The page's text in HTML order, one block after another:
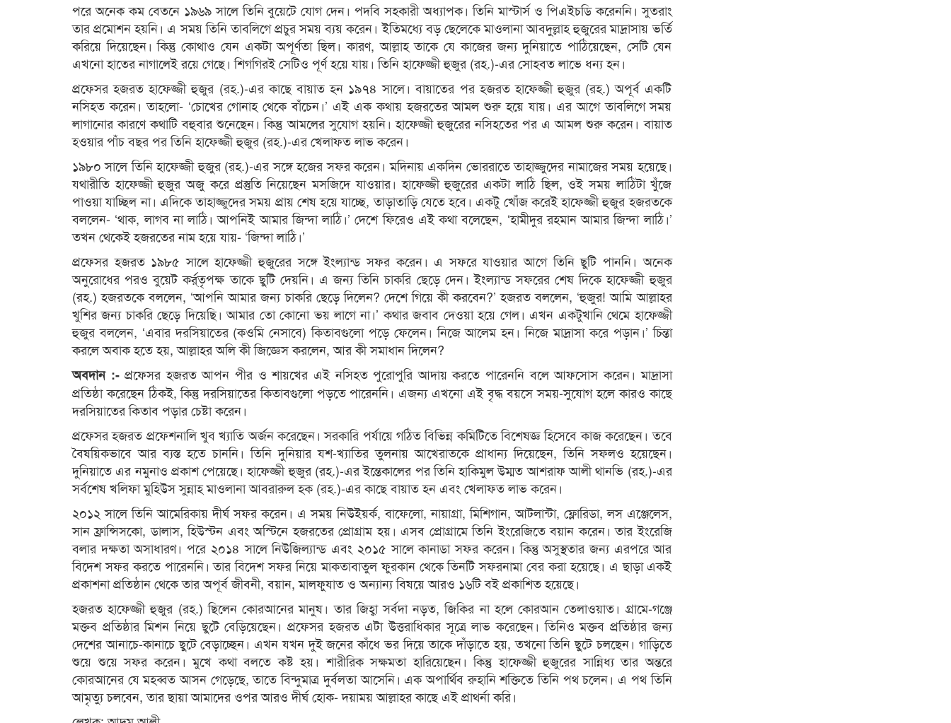
পরে অনেক কম বেতনে ১৯৬৯ সালে তিনি বুয়েটে যোগ দেন। পদবি সহকারী অধ্যাপক। তিনি মাস্টার্স ও পিএইচডি করেননি। সুতরাং
তার প্রমোশন হয়নি। এ সময় তিনি তাবলিগে প্রচুর সময় ব্যয় করেন। ইতিমধ্যে বড় ছেলেকে মাওলানা আবদুল্লাহ হুজুরের মাদ্রাসায় ভর্তি
করিয়ে দিয়েছেন। কিন্তু কোথাও যেন একটা অপূর্ণতা ছিল। কারণ, আল্লাহ তাকে যে কাজের জন্য দুনিয়াতে পাঠিয়েছেন, সেটি যেন
এখনো হাতের নাগালেই রয়ে গেছে। শিগগিরই সেটিও পূর্ণ হয়ে যায়। তিনি হাফেজ্জী হুজুর (রহ.)-এর সোহবত লাভে ধন্য হন।
প্রফেসর হজরত হাফেজ্জী হুজুর (রহ.)-এর কাছে বায়াত হন ১৯৭৪ সালে। বায়াতের পর হজরত হাফেজ্জী হুজুর (রহ.) অপূর্ব একটি
নসিহত করেন। তাহলো- ‘চোখের গোনাহ থেকে বাঁচেন।’ এই এক কথায় হজরতের আমল শুরু হয়ে যায়। এর আগে তাবলিগে সময়
লাগানোর কারণে কথাটি বহুবার শুনেছেন। কিন্তু আমলের সুযোগ হয়নি। হাফেজ্জী হুজুরের নসিহতের পর এ আমল শুরু করেন। বায়াত
হওয়ার পাঁচ বছর পর তিনি হাফেজ্জী হুজুর (রহ.)-এর খেলাফত লাভ করেন।
১৯৮০ সালে তিনি হাফেজ্জী হুজুর (রহ.)-এর সঙ্গে হজের সফর করেন। মদিনায় একদিন ভোররাতে তাহাজ্জুদের নামাজের সময় হয়েছে।
যথারীতি হাফেজ্জী হুজুর অজু করে প্রস্তুতি নিয়েছেন মসজিদে যাওয়ার। হাফেজ্জী হুজুরের একটা লাঠি ছিল, ওই সময় লাঠিটা খুঁজে
পাওয়া যাচ্ছিল না। এদিকে তাহাজ্জুদের সময় প্রায় শেষ হয়ে যাচ্ছে, তাড়াতাড়ি যেতে হবে। একটু খোঁজ করেই হাফেজ্জী হুজুর হজরতকে
বললেন- ‘থাক, লাগব না লাঠি। আপনিই আমার জিন্দা লাঠি।’ দেশে ফিরেও এই কথা বলেছেন, ‘হামীদুর রহমান আমার জিন্দা লাঠি।’
তখন থেকেই হজরতের নাম হয়ে যায়- ‘জিন্দা লাঠি।’
প্রফেসর হজরত ১৯৮৫ সালে হাফেজ্জী হুজুরের সঙ্গে ইংল্যান্ড সফর করেন। এ সফরে যাওয়ার আগে তিনি ছুটি পাননি। অনেক
অনুরোধের পরও বুয়েট কর্র্তৃপক্ষ তাকে ছুটি দেয়নি। এ জন্য তিনি চাকরি ছেড়ে দেন। ইংল্যান্ড সফরের শেষ দিকে হাফেজ্জী হুজুর
(রহ.) হজরতকে বললেন, ‘আপনি আমার জন্য চাকরি ছেড়ে দিলেন? দেশে গিয়ে কী করবেন?’ হজরত বললেন, ‘হুজুর! আমি আল্লাহর
খুশির জন্য চাকরি ছেড়ে দিয়েছি। আমার তো কোনো ভয় লাগে না।’ কথার জবাব দেওয়া হয়ে গেল। এখন একটুখানি থেমে হাফেজ্জী
হুজুর বললেন, ‘এবার দরসিয়াতের (কওমি নেসাবে) কিতাবগুলো পড়ে ফেলেন। নিজে আলেম হন। নিজে মাদ্রাসা করে পড়ান।’ চিন্তা
করলে অবাক হতে হয়, আল্লাহর অলি কী জিজ্ঞেস করলেন, আর কী সমাধান দিলেন?
অবদান :-প্রফেসর হজরত আপন পীর ও শায়খের এই নসিহত পুরোপুরি আদায় করতে পারেননি বলে আফসোস করেন। মাদ্রাসা
প্রতিষ্ঠা করেছেন ঠিকই, কিন্তু দরসিয়াতের কিতাবগুলো পড়তে পারেননি। এজন্য এখনো এই বৃদ্ধ বয়সে সময়-সুযোগ হলে কারও কাছে
দরসিয়াতের কিতাব পড়ার চেষ্টা করেন।
প্রফেসর হজরত প্রফেশনালি খুব খ্যাতি অর্জন করেছেন। সরকারি পর্যায়ে গঠিত বিভিন্ন কমিটিতে বিশেষজ্ঞ হিসেবে কাজ করেছেন। তবে
বৈষয়িকভাবে আর ব্যস্ত হতে চাননি। তিনি দুনিয়ার যশ-খ্যাতির তুলনায় আখেরাতকে প্রাধান্য দিয়েছেন, তিনি সফলও হয়েছেন।
দুনিয়াতে এর নমুনাও প্রকাশ পেয়েছে। হাফেজ্জী হুজুর (রহ.)-এর ইন্তেকালের পর তিনি হাকিমুল উম্মত আশরাফ আলী থানভি (রহ.)-এর
সর্বশেষ খলিফা মুহিউস সুন্নাহ মাওলানা আবরারুল হক (রহ.)-এর কাছে বায়াত হন এবং খেলাফত লাভ করেন।
২০১২ সালে তিনি আমেরিকায় দীর্ঘ সফর করেন। এ সময় নিউইয়র্ক, বাফেলো, নায়াগ্রা, মিশিগান, আটলান্টা, ফ্লোরিডা, লস এঞ্জেলেস,
সান ফ্রান্সিসকো, ডালাস, হিউস্টন এবং অস্টিনে হজরতের প্রোগ্রাম হয়। এসব প্রোগ্রামে তিনি ইংরেজিতে বয়ান করেন। তার ইংরেজি
বলার দক্ষতা অসাধারণ। পরে ২০১৪ সালে নিউজিল্যান্ড এবং ২০১৫ সালে কানাডা সফর করেন। কিন্তু অসুস্থতার জন্য এরপরে আর
বিদেশ সফর করতে পারেননি। তার বিদেশ সফর নিয়ে মাকতাবাতুল ফুরকান থেকে তিনটি সফরনামা বের করা হয়েছে। এ ছাড়া একই
প্রকাশনা প্রতিষ্ঠান থেকে তার অপূর্ব জীবনী, বয়ান, মালফুযাত ও অন্যান্য বিষয়ে আরও ১৬টি বই প্রকাশিত হয়েছে।
হজরত হাফেজ্জী হুজুর (রহ.) ছিলেন কোরআনের মানুষ। তার জিহ্বা সর্বদা নড়ত, জিকির না হলে কোরআন তেলাওয়াত। গ্রামে-গঞ্জে
মক্তব প্রতিষ্ঠার মিশন নিয়ে ছুটে বেড়িয়েছেন। প্রফেসর হজরত এটা উত্তরাধিকার সূত্রে লাভ করেছেন। তিনিও মক্তব প্রতিষ্ঠার জন্য
দেশের আনাচে-কানাচে ছুটে বেড়াচ্ছেন। এখন যখন দুই জনের কাঁধে ভর দিয়ে তাকে দাঁড়াতে হয়, তখনো তিনি ছুটে চলছেন। গাড়িতে
শুয়ে শুয়ে সফর করেন। মুখে কথা বলতে কষ্ট হয়। শারীরিক সক্ষমতা হারিয়েছেন। কিন্তু হাফেজ্জী হুজুরের সান্নিধ্য তার অন্তরে
কোরআনের যে মহব্বত আসন গেড়েছে, তাতে বিন্দুমাত্র দুর্বলতা আসেনি। এক অপার্থিব রুহানি শক্তিতে তিনি পথ চলেন। এ পথ তিনি
আমৃত্যু চলবেন, তার ছায়া আমাদের ওপর আরও দীর্ঘ হোক- দয়াময় আল্লাহর কাছে এই প্রাথর্না করি।